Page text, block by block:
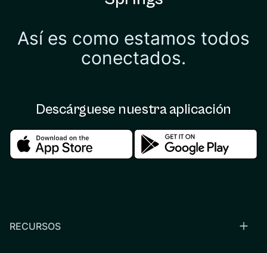
Así es como estamos todos
conectados.
Descárguese nuestra aplicación
Download in the apple storeDownload in the
RECURSOS